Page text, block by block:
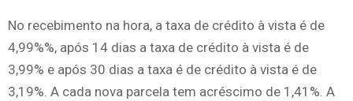
No recebimento na hora, a taxa de crédito à vista é de
4,99%%, após 14 dias a taxa de crédito à vista é de
3,99% e após 30 dias a taxa é de crédito à vista é de
3,19%. A cada nova parcela tem acréscimo de 1,41%. A